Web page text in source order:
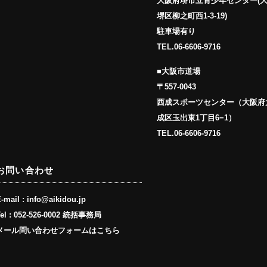
堺区柳之町西1-3-19)
駐車場有り
TEL.06-6606-9716
■大阪市道場
〒557-0043
西成スポーツセンター（大阪
成区玉出東1丁目6−1）
TEL.06-6606-9716
問い合わせ
mail : info@aikidou.jp
: 052-526-0002 統括事務局
ール問い合わせフォームはこちら